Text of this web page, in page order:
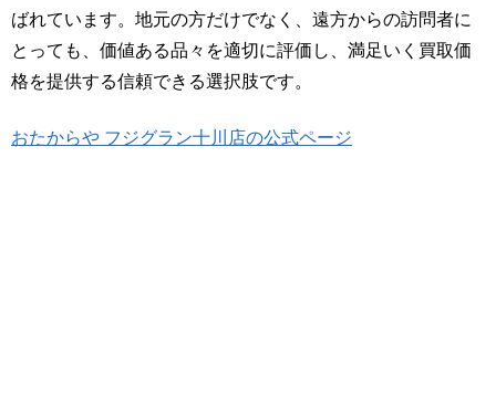
ばれています。地元の方だけでなく、遠方からの訪問者に
とっても、価値ある品々を適切に評価し、満足いく買取価
格を提供する信頼できる選択肢です。
おたからや フジグラン十川店の公式ページ